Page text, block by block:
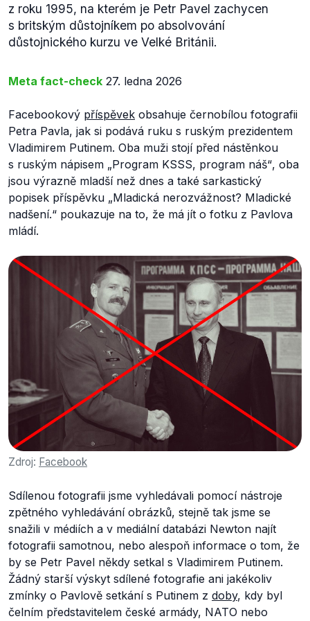
z roku 1995, na kterém je Petr Pavel zachycen
s britským důstojníkem po absolvování
důstojnického kurzu ve Velké Británii.
Meta fact-check 27. ledna 2026
Facebookový příspěvek obsahuje černobílou fotografii
Petra Pavla, jak si podává ruku s ruským prezidentem
Vladimirem Putinem. Oba muži stojí před nástěnkou
s ruským nápisem „Program KSSS, program náš“, oba
jsou výrazně mladší než dnes a také sarkastický
popisek příspěvku „Mladická nerozvážnost? Mladické
nadšení.“ poukazuje na to, že má jít o fotku z Pavlova
mládí.
Zdroj: Facebook
Sdílenou fotografii jsme vyhledávali pomocí nástroje
zpětného vyhledávání obrázků, stejně tak jsme se
snažili v médiích a v mediální databázi Newton najít
fotografii samotnou, nebo alespoň informace o tom, že
by se Petr Pavel někdy setkal s Vladimirem Putinem.
Žádný starší výskyt sdílené fotografie ani jakékoliv
zmínky o Pavlově setkání s Putinem z doby, kdy byl
čelním představitelem české armády, NATO nebo